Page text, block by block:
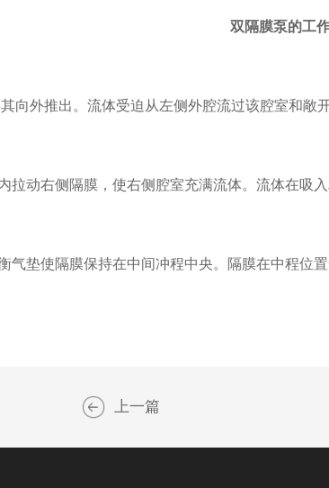
双隔膜泵的工
向外推出。流体受迫从左侧外腔流过该腔室和敞
拉动右侧隔膜，使右侧腔室充满流体。流体在吸
垫使隔膜保持在中间冲程中央。隔膜在中程位置
上一篇